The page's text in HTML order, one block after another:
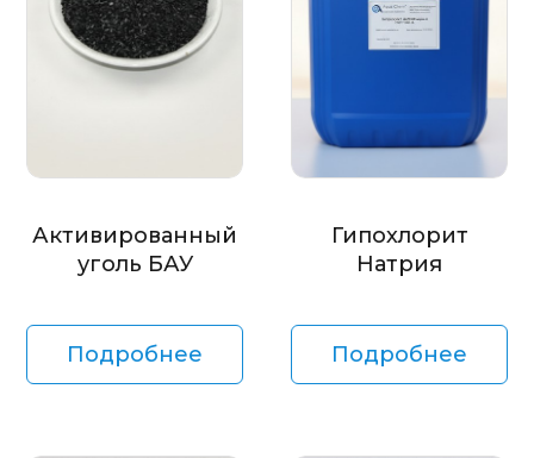
Активированный
уголь БАУ
Подробнее
Гипохлорит
Натрия
Подробнее